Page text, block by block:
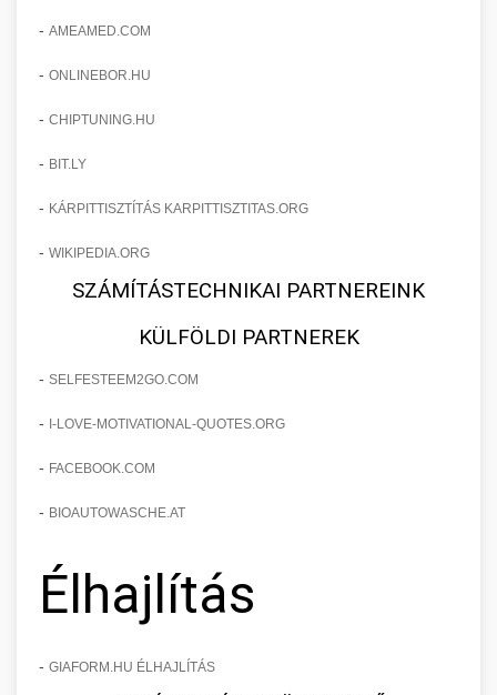
- AMEAMED.COM
- ONLINEBOR.HU
- CHIPTUNING.HU
- BIT.LY
- KÁRPITTISZTÍTÁS KARPITTISZTITAS.ORG
- WIKIPEDIA.ORG
SZÁMÍTÁSTECHNIKAI PARTNEREINK
KÜLFÖLDI PARTNEREK
- SELFESTEEM2GO.COM
- I-LOVE-MOTIVATIONAL-QUOTES.ORG
- FACEBOOK.COM
- BIOAUTOWASCHE.AT
Élhajlítás
- GIAFORM.HU ÉLHAJLÍTÁS